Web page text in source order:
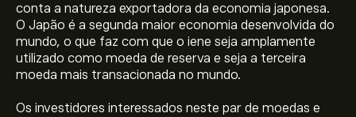
conta a natureza exportadora da economia japonesa.
O Japão é a segunda maior economia desenvolvida do
mundo, o que faz com que o iene seja amplamente
utilizado como moeda de reserva e seja a terceira
moeda mais transacionada no mundo.
Os investidores interessados neste par de moedas e
O preço atual de ETCJPY é 1,018.31‎¥‎